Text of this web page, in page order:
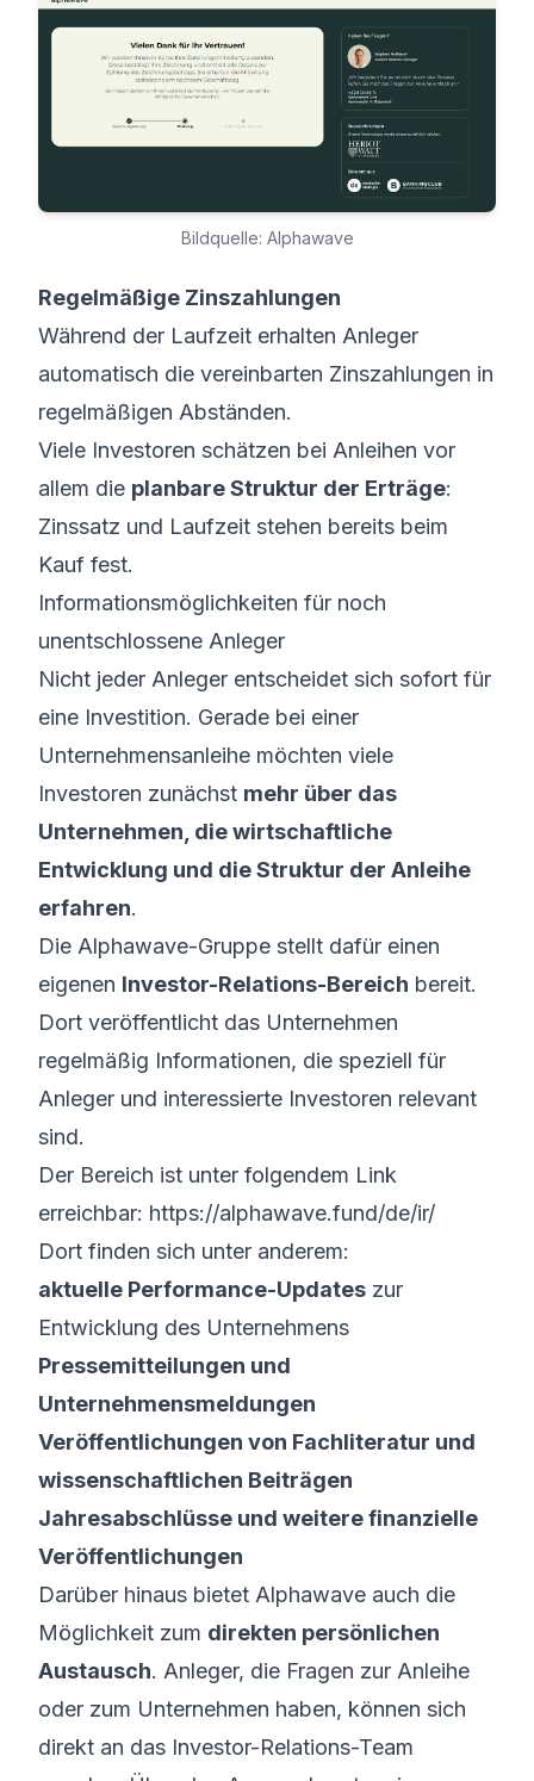
Bildquelle: Alphawave
Regelmäßige Zinszahlungen
Während der Laufzeit erhalten Anleger
automatisch die vereinbarten Zinszahlungen in
regelmäßigen Abständen.
Viele Investoren schätzen bei Anleihen vor
allem die planbare Struktur der Erträge:
Zinssatz und Laufzeit stehen bereits beim
Kauf fest.
Informationsmöglichkeiten für noch
unentschlossene Anleger
Nicht jeder Anleger entscheidet sich sofort für
eine Investition. Gerade bei einer
Unternehmensanleihe möchten viele
Investoren zunächst mehr über das
Unternehmen, die wirtschaftliche
Entwicklung und die Struktur der Anleihe
erfahren.
Die Alphawave-Gruppe stellt dafür einen
eigenen Investor-Relations-Bereich bereit.
Dort veröffentlicht das Unternehmen
regelmäßig Informationen, die speziell für
Anleger und interessierte Investoren relevant
sind.
Der Bereich ist unter folgendem Link
erreichbar: https://alphawave.fund/de/ir/
Dort finden sich unter anderem:
aktuelle Performance-Updates zur
Entwicklung des Unternehmens
Pressemitteilungen und
Unternehmensmeldungen
Veröffentlichungen von Fachliteratur und
wissenschaftlichen Beiträgen
Jahresabschlüsse und weitere finanzielle
Veröffentlichungen
Darüber hinaus bietet Alphawave auch die
Möglichkeit zum direkten persönlichen
Austausch. Anleger, die Fragen zur Anleihe
oder zum Unternehmen haben, können sich
direkt an das Investor-Relations-Team